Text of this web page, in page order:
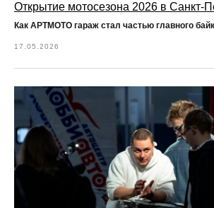
Открытие мотосезона 2026 в Санкт-
Как АРТМОТО гараж стал частью главного
17.05.2026